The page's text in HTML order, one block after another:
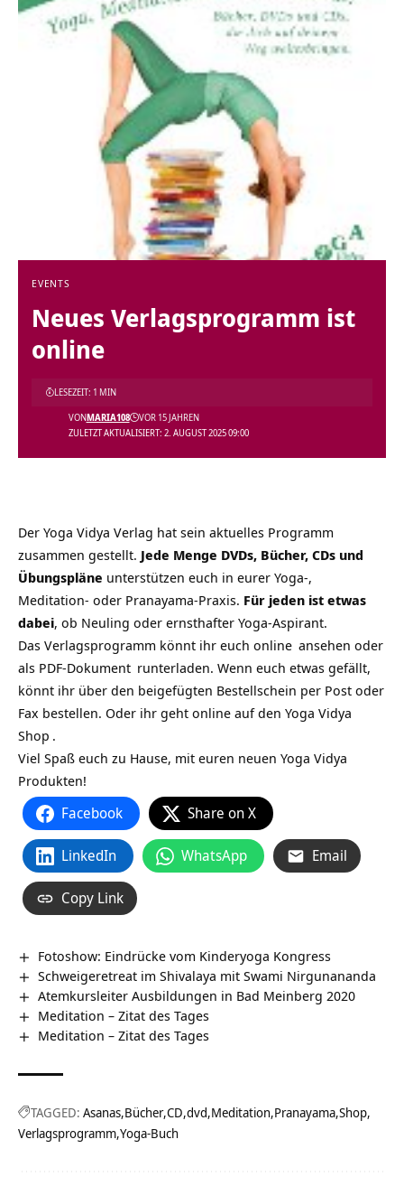
EVENTS
Neues Verlagsprogramm ist
online
ZULETZT AKTUALISIERT: 2. AUGUST 2025 09:00
VONMARIA108 VOR 15 JAHREN
LESEZEIT: 1 MIN
Der Yoga Vidya Verlag hat sein aktuelles Programm
zusammen gestellt. Jede Menge DVDs, Bücher, CDs und
Übungspläne unterstützen euch in eurer Yoga-,
Meditation- oder Pranayama-Praxis. Für jeden ist etwas
dabei, ob Neuling oder ernsthafter Yoga-Aspirant.
Das Verlagsprogramm könnt ihr euch online ansehen oder
als PDF-Dokument runterladen. Wenn euch etwas gefällt,
könnt ihr über den beigefügten Bestellschein per Post oder
Fax bestellen. Oder ihr geht online auf den Yoga Vidya
Shop .
Viel Spaß euch zu Hause, mit euren neuen Yoga Vidya
Produkten!
Facebook Share on X
LinkedIn WhatsApp Email
Copy Link
Fotoshow: Eindrücke vom Kinderyoga Kongress
Schweigeretreat im Shivalaya mit Swami Nirgunananda
Atemkursleiter Ausbildungen in Bad Meinberg 2020
Meditation – Zitat des Tages
Meditation – Zitat des Tages
TAGGED: Asanas Bücher CD dvd Meditation Pranayama Shop
Verlagsprogramm Yoga-Buch